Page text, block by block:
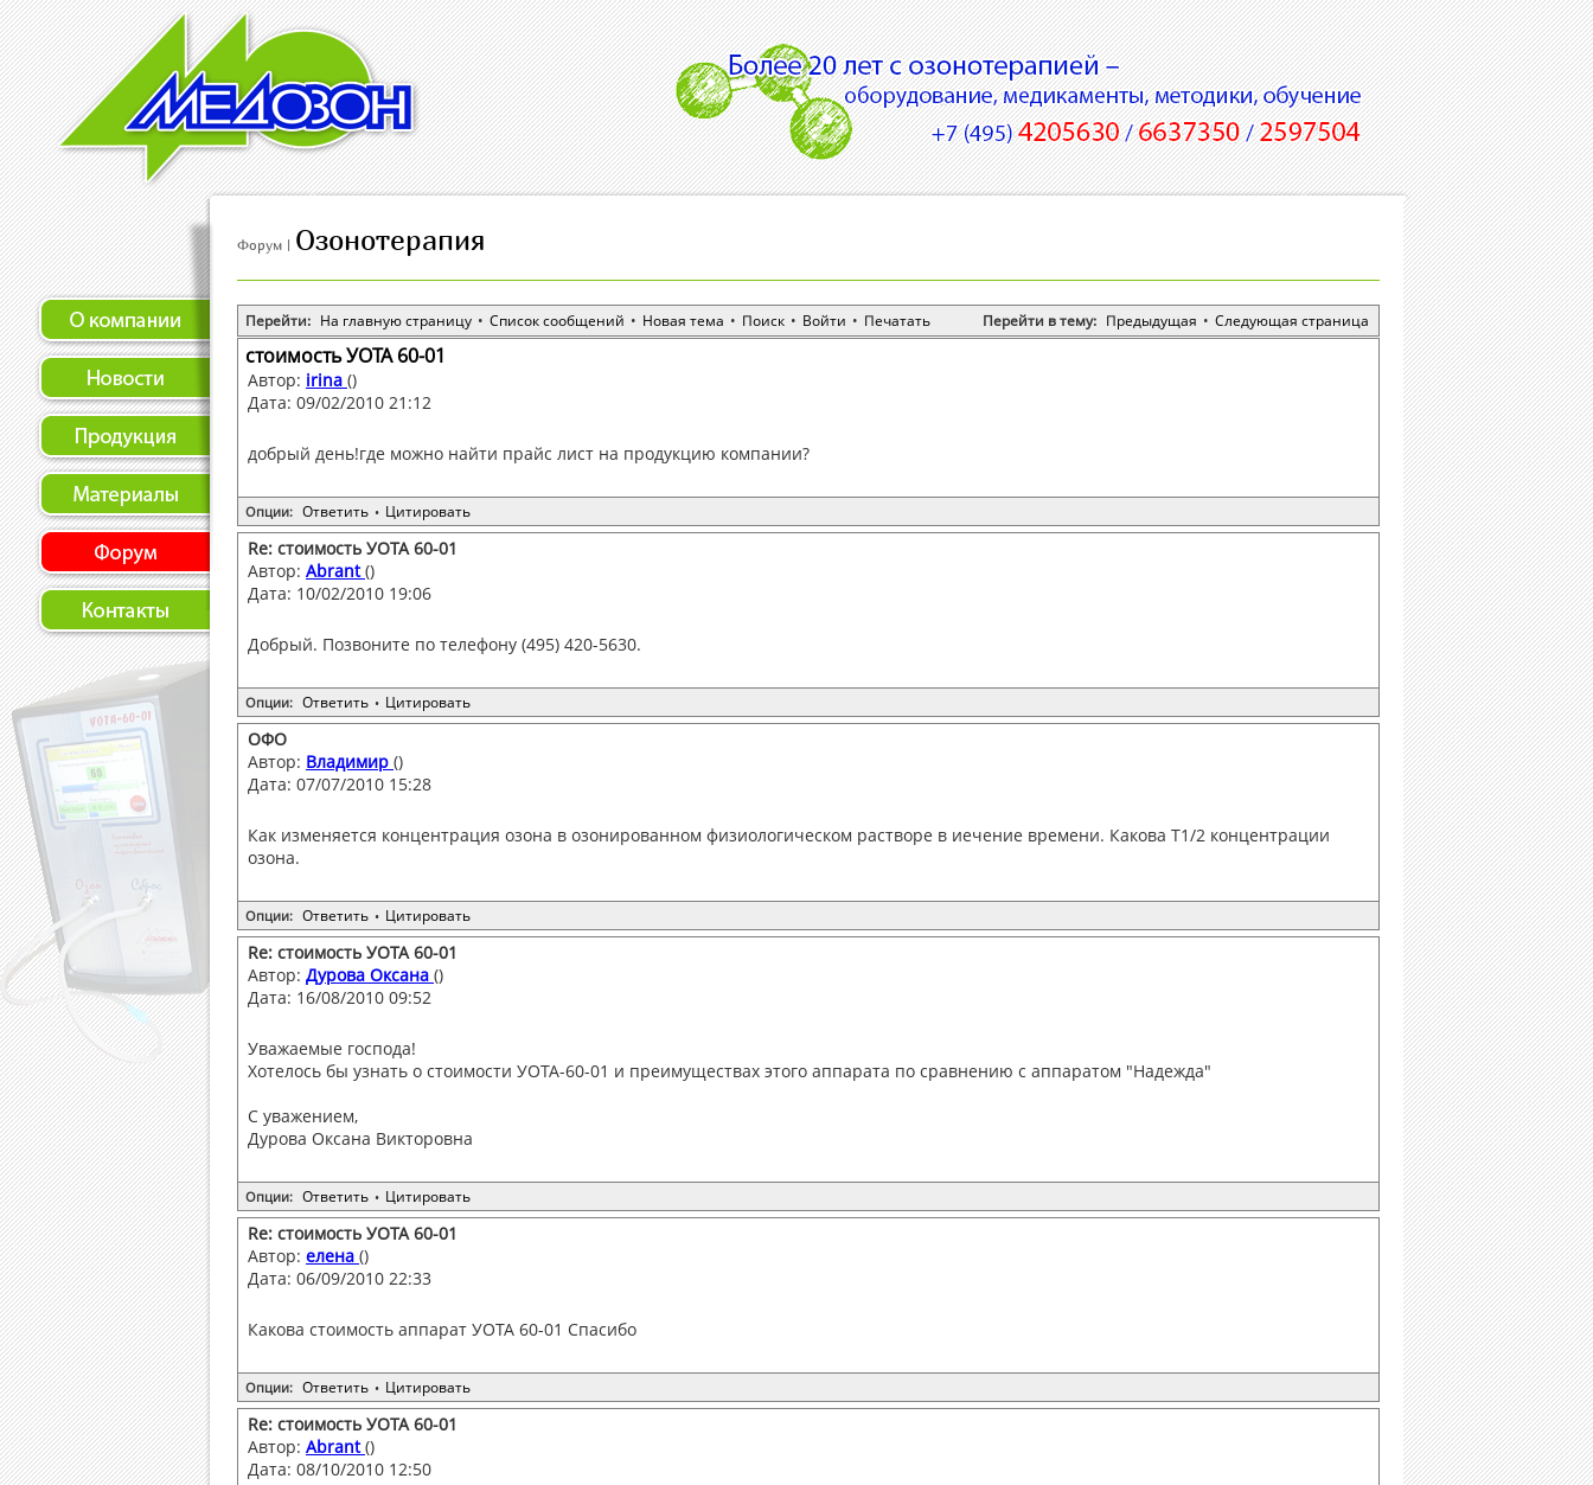
Форум | Озонотерапия
Перейти в тему: Предыдущая • Следующая страница
Перейти: На главную страницу • Список сообщений • Новая тема • Поиск • Войти • Печатать
стоимость УОТА 60-01
Автор: irina ()
Дата: 09/02/2010 21:12
добрый день!где можно найти прайс лист на продукцию компании?
Опции: Ответить • Цитировать
Re: стоимость УОТА 60-01
Автор: Abrant()
Дата: 10/02/2010 19:06
Добрый. Позвоните по телефону (495) 420-5630.
Опции: Ответить • Цитировать
ОФО
Автор: Владимир ()
Дата: 07/07/2010 15:28
Как изменяется концентрация озона в озонированном физиологическом растворе в иечение времени. Какова Т1/2 концентрации
озона.
Опции: Ответить • Цитировать
Re: стоимость УОТА 60-01
Автор: Дурова Оксана ()
Дата: 16/08/2010 09:52
Уважаемые господа!
Хотелось бы узнать о стоимости УОТА-60-01 и преимуществах этого аппарата по сравнению с аппаратом "Надежда"
С уважением,
Дурова Оксана Викторовна
Опции: Ответить • Цитировать
Re: стоимость УОТА 60-01
Автор: елена ()
Дата: 06/09/2010 22:33
Какова стоимость аппарат УОТА 60-01 Спасибо
Опции: Ответить • Цитировать
Re: стоимость УОТА 60-01
Автор: Abrant()
Дата: 08/10/2010 12:50